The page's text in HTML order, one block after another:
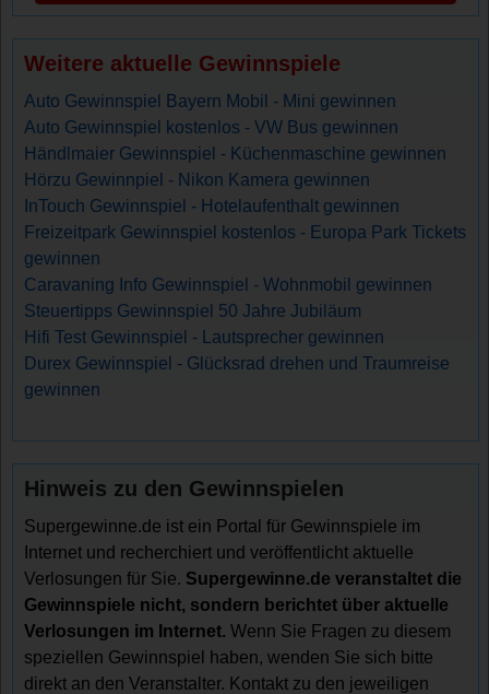
Weitere aktuelle Gewinnspiele
Auto Gewinnspiel Bayern Mobil - Mini gewinnen
Auto Gewinnspiel kostenlos - VW Bus gewinnen
Händlmaier Gewinnspiel - Küchenmaschine gewinnen
Hörzu Gewinnpiel - Nikon Kamera gewinnen
InTouch Gewinnspiel - Hotelaufenthalt gewinnen
Freizeitpark Gewinnspiel kostenlos - Europa Park Tickets
gewinnen
Caravaning Info Gewinnspiel - Wohnmobil gewinnen
Steuertipps Gewinnspiel 50 Jahre Jubiläum
Hifi Test Gewinnspiel - Lautsprecher gewinnen
Durex Gewinnspiel - Glücksrad drehen und Traumreise
gewinnen
Hinweis zu den Gewinnspielen
Supergewinne.de ist ein Portal für Gewinnspiele im
Internet und recherchiert und veröffentlicht aktuelle
Verlosungen für Sie. Supergewinne.de veranstaltet die
Gewinnspiele nicht, sondern berichtet über aktuelle
Verlosungen im Internet. Wenn Sie Fragen zu diesem
speziellen Gewinnspiel haben, wenden Sie sich bitte
direkt an den Veranstalter. Kontakt zu den jeweiligen